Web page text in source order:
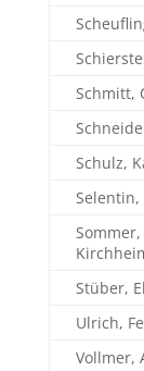
Schmitt,
Schulz,
Stüber,
Ulrich,
Vollmer,